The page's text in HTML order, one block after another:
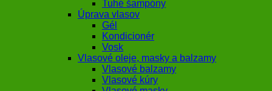
Tuhé šampóny
Úprava vlasov
Gél
Kondicionér
Vosk
Vlasové oleje, masky a balzamy
Vlasové balzamy
Vlasové kúry